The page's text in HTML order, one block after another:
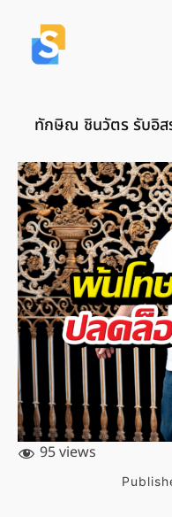
ทักษิณ ชินวัตร รับอิส
95 views